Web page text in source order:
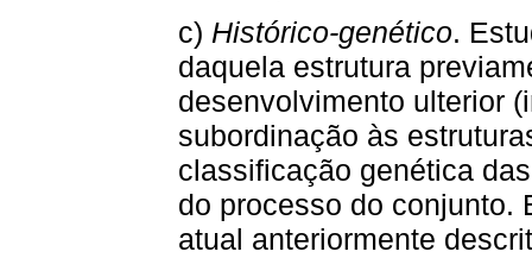
c) Histórico-genético.
daquela estrutura
desenvolvimento ulterior
subordinação às
classificação genética
do processo do conjunto.
atual anteriormente